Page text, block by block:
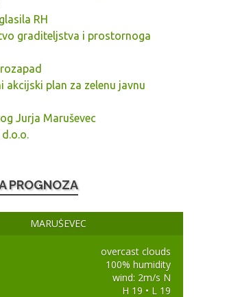
RH
graditeljstva i prostornoga
akcijski plan za zelenu javnu
Jurja Maruševec
PROGNOZA
MARUŠEVEC
overcast clouds
100% humidity
wind: 2m/s N
H 19 • L 19